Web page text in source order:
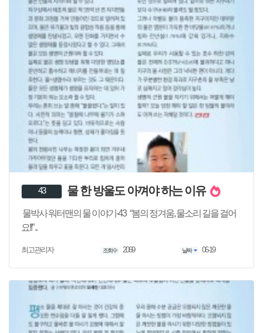
43 물 한 방울도 아껴야 하는 이유
물박사 워터맨의 물 이야기-43 “봄의 정겨움, 물소리 길을 걸어
요!!” ..
최고관리자 조회수 2069 날짜 06-19